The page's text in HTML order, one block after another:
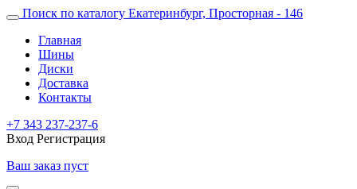
Поиск по каталогу Екатеринбург, Просторная - 146
Главная
Шины
Диски
Доставка
Контакты
+7 343 237-237-6
Вход Регистрация
Ваш заказ пуст